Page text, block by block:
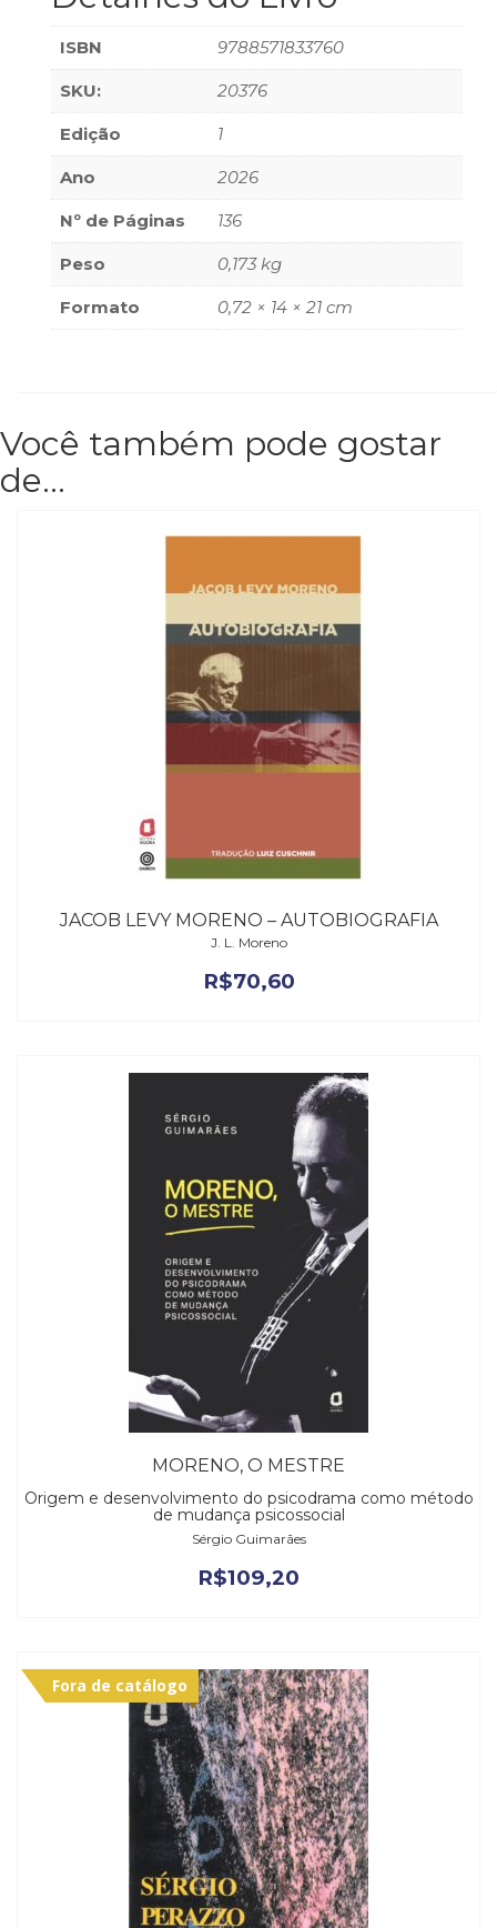
Televisão
africanos
(30)
Terapia
Ocupacional
(21)
e
RH
Turismo
(1)
ISBN 9788571833760
SKU: 20376
Edição 1
Ano 2026
Nº de Páginas 136
Peso 0,173 kg
Formato 0,72 × 14 × 21 cm
Você também pode gostar
de…
JACOB LEVY MORENO – AUTOBIOGRAFIA
J. L. Moreno
R$70,60
MORENO, O MESTRE
Origem e desenvolvimento do psicodrama como método
de mudança psicossocial
Sérgio Guimarães
R$109,20
Fora de catálogo